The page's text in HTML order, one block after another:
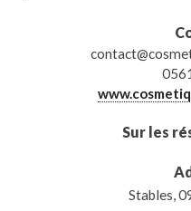
Sur les
Stables,